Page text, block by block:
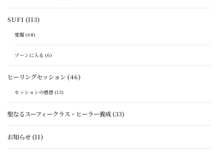
SUFI (113)
覚醒(68)
ゾーンに入る (6)
ヒーリングセッション (46)
セッションの感想 (13)
聖なるスーフィークラス・ヒーラー養成 (33)
お知らせ (11)